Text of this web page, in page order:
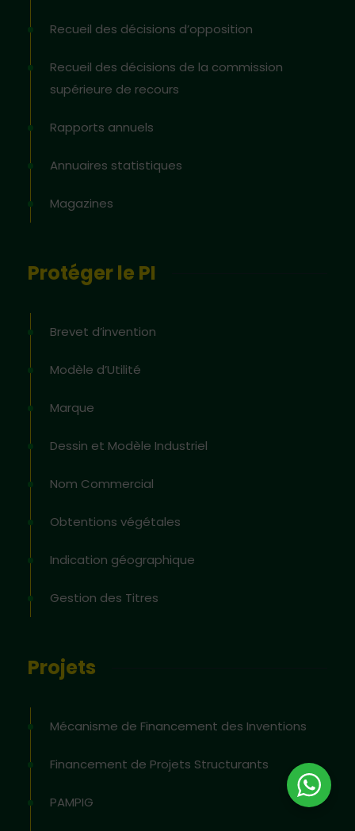
Recueil des décisions d’opposition
Recueil des décisions de la commission
supérieure de recours
Rapports annuels
Annuaires statistiques
Magazines
Protéger le PI
Brevet d’invention
Modèle d’Utilité
Marque
Dessin et Modèle Industriel
Nom Commercial
Obtentions végétales
Indication géographique
Gestion des Titres
Projets
Mécanisme de Financement des Inventions
Financement de Projets Structurants
PAMPIG